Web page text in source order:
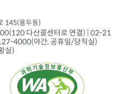
145(용두동)
다산콜센터로 연결) | 02-21
4000(야간, 공휴일/당직실)
실)